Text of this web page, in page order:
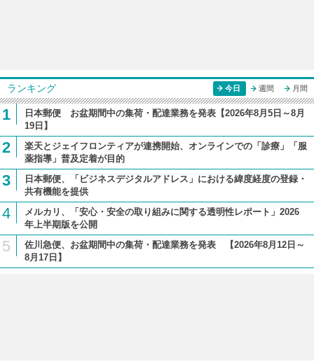
ランキング 今日 週間 月間
1
日本郵便 お盆期間中の集荷・配達業務を発表【2026年8月5日～8月
19日】
2
楽天とジェイフロンティアが連携開始、オンラインでの「診療」「服
薬指導」普及定着が目的
3
日本郵便、「ビジネスデジタルアドレス」における緯度経度の登録・
共有機能を提供
4
メルカリ、「安心・安全の取り組みに関する透明性レポート」2026
年上半期版を公開
5
佐川急便、お盆期間中の集荷・配達業務を発表 【2026年8月12日～
8月17日】